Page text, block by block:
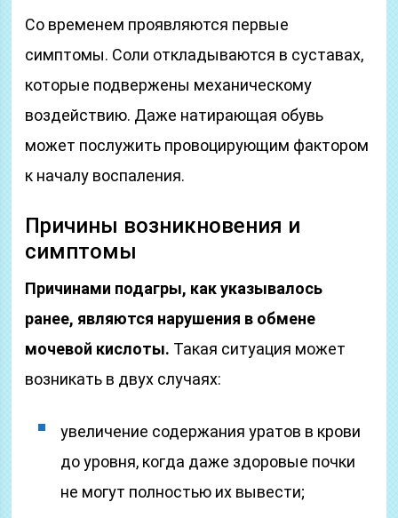
Со временем проявляются первые
симптомы. Соли откладываются в суставах,
которые подвержены механическому
воздействию. Даже натирающая обувь
может послужить провоцирующим фактором
к началу воспаления.
Причины возникновения и
симптомы
Причинами подагры, как указывалось
ранее, являются нарушения в обмене
мочевой кислоты. Такая ситуация может
возникать в двух случаях:
увеличение содержания уратов в крови
до уровня, когда даже здоровые почки
не могут полностью их вывести;